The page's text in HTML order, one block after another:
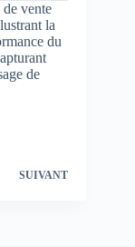
de vente
la
du
de
SUIVANT